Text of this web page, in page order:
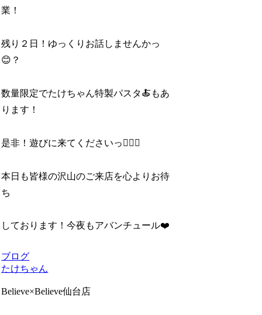
業！
残り２日！ゆっくりお話しませんかっ
😊？
数量限定でたけちゃん特製パスタ🍝もあ
ります！
是非！遊びに来てくださいっ🙇‍♂️✨
本日も皆様の沢山のご来店を心よりお待
ち
しております！今夜もアバンチュール❤️
ブログ
たけちゃん
Believe×Believe仙台店